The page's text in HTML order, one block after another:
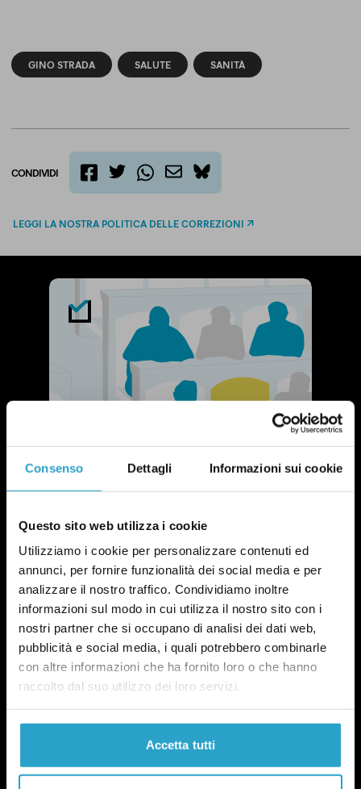
Consenso Dettagli Informazioni sui cookie
Questo sito web utilizza i cookie
Utilizziamo i cookie per personalizzare contenuti ed
annunci, per fornire funzionalità dei social media e per
analizzare il nostro traffico. Condividiamo inoltre
informazioni sul modo in cui utilizza il nostro sito con i
nostri partner che si occupano di analisi dei dati web,
pubblicità e social media, i quali potrebbero combinarle
con altre informazioni che ha fornito loro o che hanno
raccolto dal suo utilizzo dei loro servizi.
Accetta tutti
GINO STRADA SALUTE SANITÀ
CONDIVIDI
bluesky
LEGGI LA NOSTRA POLITICA DELLE CORREZIONI
NEWSLETTER
POLITICA DI UN CERTO GENERE
OGNI MARTEDÌ
In questa newsletter proviamo a capire perché le
questioni di genere sono anche una questione
politica.Qui un esempio.
ISCRIVITI